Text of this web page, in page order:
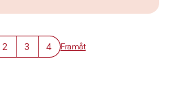
2 3 4 Framåt